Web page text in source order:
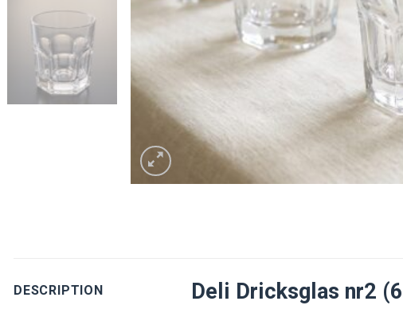
Förnyat liv till dukningen med Deli